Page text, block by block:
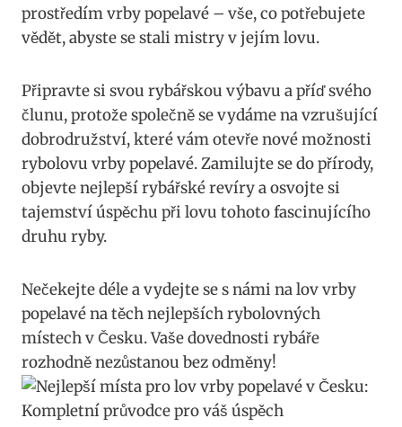
prostředím vrby popelavé – vše, co‌ potřebujete
vědět, abyste se stali mistry v ⁢jejím ⁤lovu.
Připravte si svou rybářskou‍ výbavu a příď svého
člunu, protože společně se vydáme na ‌vzrušující
dobrodružství, které vám otevře nové možnosti
rybolovu vrby ⁤popelavé. Zamilujte se do přírody,
objevte nejlepší ⁤rybářské revíry a osvojte si⁤
tajemství úspěchu při lovu tohoto‌ fascinujícího
druhu ryby.
Nečekejte‍ déle a⁣ vydejte se s ‌námi na lov​ vrby
popelavé na těch nejlepších rybolovných
⁢místech‍ v ​Česku. Vaše dovednosti ‍rybáře
rozhodně nezůstanou bez odměny!